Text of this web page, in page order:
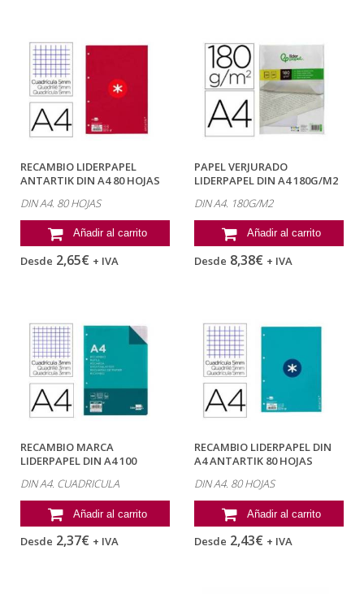
RECAMBIO LIDERPAPEL
ANTARTIK DIN A4 80 HOJAS
DIN A4. 80 HOJAS
Añadir al carrito
Desde 2,65€ + IVA
PAPEL VERJURADO
LIDERPAPEL DIN A4 180G/M2
DIN A4. 180G/M2
Añadir al carrito
Desde 8,38€ + IVA
RECAMBIO MARCA
LIDERPAPEL DIN A4 100
DIN A4. CUADRICULA
Añadir al carrito
Desde 2,37€ + IVA
RECAMBIO LIDERPAPEL DIN
A4 ANTARTIK 80 HOJAS
DIN A4. 80 HOJAS
Añadir al carrito
Desde 2,43€ + IVA